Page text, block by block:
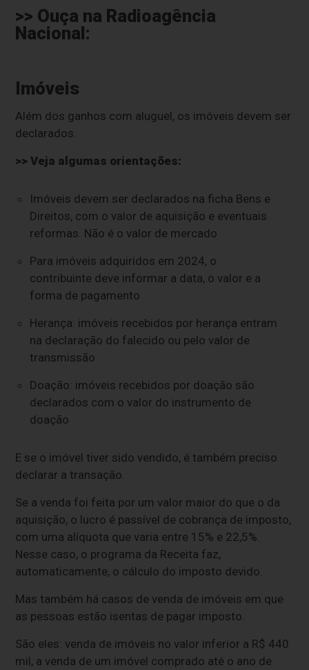
>> Ouça na Radioagência
Nacional:
Imóveis
Além dos ganhos com aluguel, os imóveis devem ser
declarados.
>> Veja algumas orientações:
Imóveis devem ser declarados na ficha Bens e
Direitos, com o valor de aquisição e eventuais
reformas. Não é o valor de mercado
Para imóveis adquiridos em 2024, o
contribuinte deve informar a data, o valor e a
forma de pagamento
Herança: imóveis recebidos por herança entram
na declaração do falecido ou pelo valor de
transmissão
Doação: imóveis recebidos por doação são
declarados com o valor do instrumento de
doação
E se o imóvel tiver sido vendido, é também preciso
declarar a transação.
Se a venda foi feita por um valor maior do que o da
aquisição, o lucro é passível de cobrança de imposto,
com uma alíquota que varia entre 15% e 22,5%.
Nesse caso, o programa da Receita faz,
automaticamente, o cálculo do imposto devido.
Mas também há casos de venda de imóveis em que
as pessoas estão isentas de pagar imposto.
São eles: venda de imóveis no valor inferior a R$ 440
mil, a venda de um imóvel comprado até o ano de